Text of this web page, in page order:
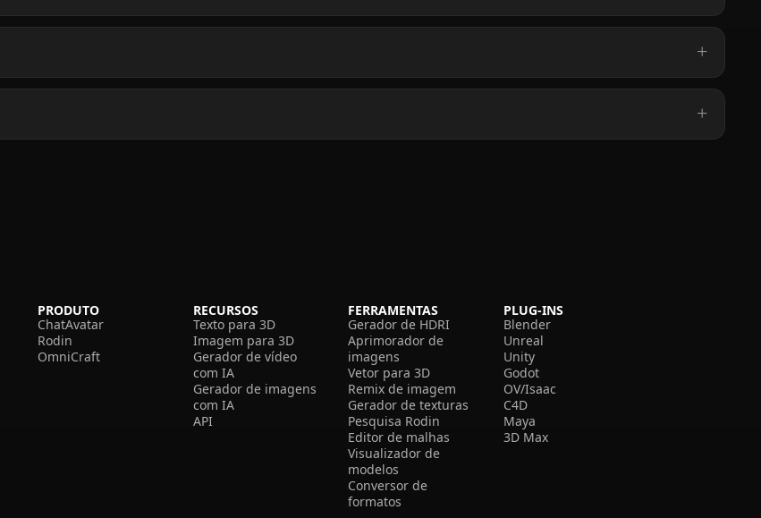
PRODUTO
ChatAvatar
Rodin
OmniCraft
RECURSOS
Texto para 3D
Imagem para 3D
Gerador de vídeo
com IA
Gerador de imagens
com IA
API
FERRAMENTAS
Gerador de HDRI
Aprimorador de
imagens
Vetor para 3D
Remix de imagem
Gerador de texturas
Pesquisa Rodin
Editor de malhas
Visualizador de
modelos
Conversor de
formatos
PLUG-INS
Blender
Unreal
Unity
Godot
OV/Isaac
C4D
Maya
3D Max